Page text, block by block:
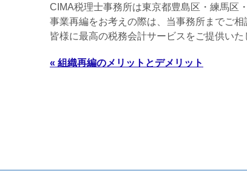
CIMA税理士事務所は東京都豊島区・練馬区
事業再編をお考えの際は、当事務所までご相
皆様に最高の税務会計サービスをご提供いた
« 組織再編のメリットとデメリット